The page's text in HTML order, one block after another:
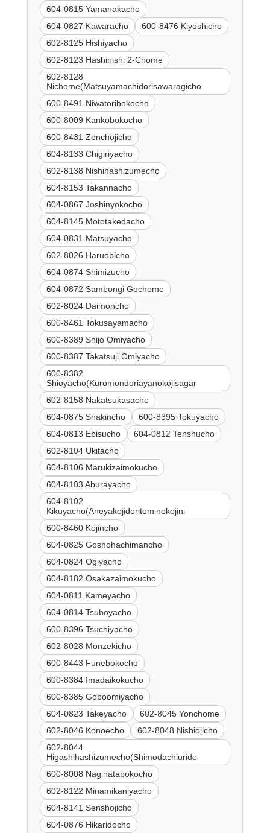
604-0815 Yamanakacho
604-0827 Kawaracho
600-8476 Kiyoshicho
602-8125 Hishiyacho
602-8123 Hashinishi 2-Chome
602-8128
Nichome(Matsuyamachidorisawaragicho
600-8491 Niwatoribokocho
600-8009 Kankobokocho
600-8431 Zenchojicho
604-8133 Chigiriyacho
602-8138 Nishihashizumecho
604-8153 Takannacho
604-0867 Joshinyokocho
604-8145 Mototakedacho
604-0831 Matsuyacho
602-8026 Haruobicho
604-0874 Shimizucho
604-0872 Sambongi Gochome
602-8024 Daimoncho
600-8461 Tokusayamacho
600-8389 Shijo Omiyacho
600-8387 Takatsuji Omiyacho
600-8382
Shioyacho(Kuromondoriayanokojisagar
602-8158 Nakatsukasacho
604-0875 Shakincho
600-8395 Tokuyacho
604-0813 Ebisucho
604-0812 Tenshucho
602-8104 Ukitacho
604-8106 Marukizaimokucho
604-8103 Aburayacho
604-8102
Kikuyacho(Aneyakojidoritominokojini
600-8460 Kojincho
604-0825 Goshohachimancho
604-0824 Ogiyacho
604-8182 Osakazaimokucho
604-0811 Kameyacho
604-0814 Tsuboyacho
600-8396 Tsuchiyacho
602-8028 Monzekicho
600-8443 Funebokocho
600-8384 Imadaikokucho
600-8385 Goboomiyacho
604-0823 Takeyacho
602-8045 Yonchome
602-8046 Konoecho
602-8048 Nishiojicho
602-8044
Higashihashizumecho(Shimodachiurido
600-8008 Naginatabokocho
602-8122 Minamikaniyacho
604-8141 Senshojicho
604-0876 Hikaridocho